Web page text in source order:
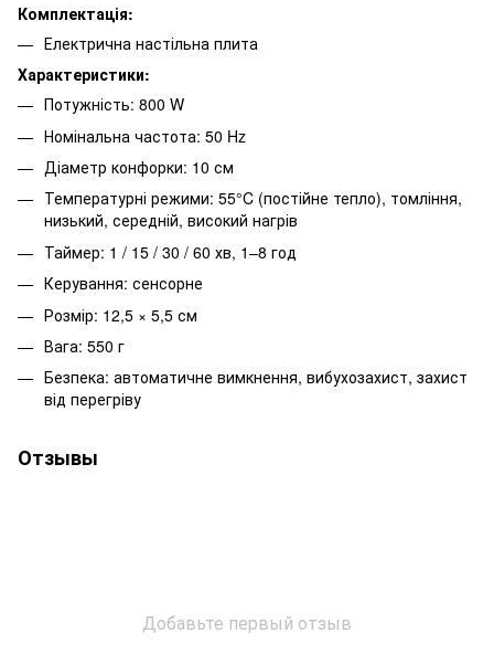
Комплектація:
Електрична настільна плита
Характеристики:
Потужність: 800 W
Номінальна частота: 50 Hz
Діаметр конфорки: 10 см
Температурні режими: 55°C (постійне тепло), томління,
низький, середній, високий нагрів
Таймер: 1 / 15 / 30 / 60 хв, 1–8 год
Керування: сенсорне
Розмір: 12,5 × 5,5 см
Вага: 550 г
Безпека: автоматичне вимкнення, вибухозахист, захист
від перегріву
Отзывы
Добавьте первый отзыв